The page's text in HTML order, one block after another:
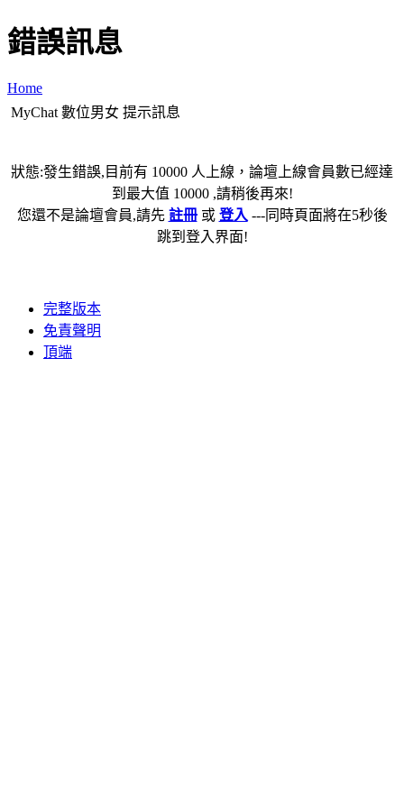
錯誤訊息
Home
MyChat 數位男女 提示訊息
狀態:發生錯誤,目前有 10000 人上線，論壇上線會員數已經達
到最大值 10000 ,請稍後再來!
您還不是論壇會員,請先 註冊或 登入 ---同時頁面將在5秒後
跳到登入界面!
完整版本
免責聲明
頂端